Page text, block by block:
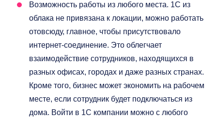
Возможность работы из любого места. 1С из
облака не привязана к локации, можно работать
отовсюду, главное, чтобы присутствовало
интернет-соединение. Это облегчает
взаимодействие сотрудников, находящихся в
разных офисах, городах и даже разных странах.
Кроме того, бизнес может экономить на рабочем
месте, если сотрудник будет подключаться из
дома. Войти в 1С компании можно с любого